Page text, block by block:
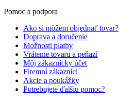
Pomoc a podpora
Ako si môžem objednať tovar?
Doprava a doručenie
Možnosti platby
Vrátenie tovaru a peňazí
Môj zákaznícky účet
Firemní zákazníci
Akcie a poukážky
Potrebujete ďalšiu pomoc?